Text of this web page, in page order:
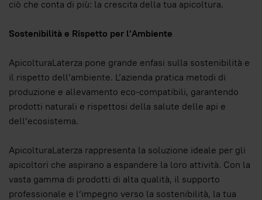
ciò che conta di più: la crescita della tua apicoltura.
Sostenibilità e Rispetto per l’Ambiente
ApicolturaLaterza pone grande enfasi sulla sostenibilità e
il rispetto dell’ambiente. L’azienda pratica metodi di
produzione e allevamento eco-compatibili, garantendo
prodotti naturali e rispettosi della salute delle api e
dell’ecosistema.
ApicolturaLaterza rappresenta la soluzione ideale per gli
apicoltori che aspirano a espandere la loro attività. Con la
vasta gamma di prodotti di alta qualità, il supporto
professionale e l’impegno verso la sostenibilità, la tua